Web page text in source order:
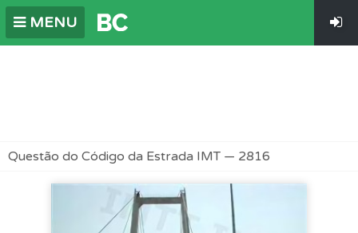
MENU
Questão do Código da Estrada IMT — 2816